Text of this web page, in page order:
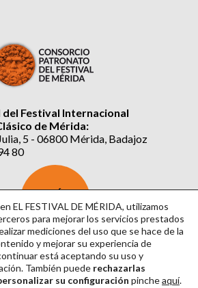
del Festival Internacional
de Mérida:
5 - 06800 Mérida, Badajoz
80
AL BOLETÍN
EL FESTIVAL DE MÉRIDA, utilizamos
para mejorar los servicios prestados
mediciones del uso que se hace de la
y mejorar su experiencia de
está aceptando su uso y
También puede rechazarlas
su configuración pincheaquí.